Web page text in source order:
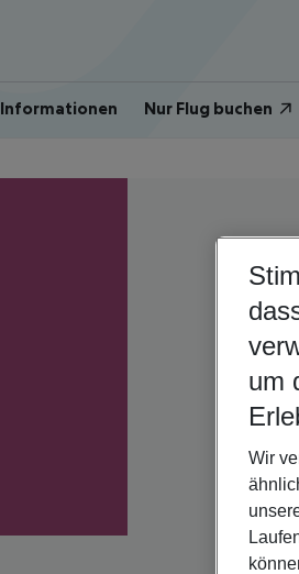
Informationen Nur Flug buchen
um
Wir